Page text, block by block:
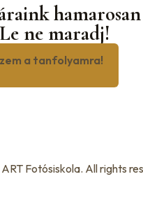
ne maradj!
a tanfolyamra!
Fotósiskola. All rights